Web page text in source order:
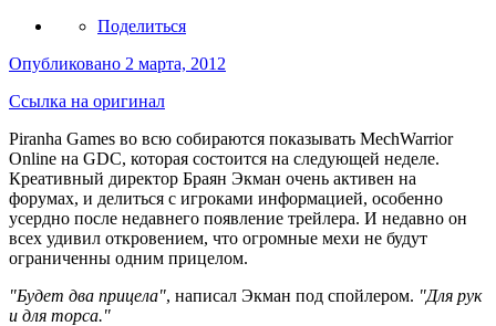
Поделиться
Опубликовано 2 марта, 2012
Ссылка на оригинал
Piranha Games во всю собираются показывать MechWarrior
Online на GDC, которая состоится на следующей неделе.
Креативный директор Браян Экман очень активен на
форумах, и делиться с игроками информацией, особенно
усердно после недавнего появление трейлера. И недавно он
всех удивил откровением, что огромные мехи не будут
ограниченны одним прицелом.
"Будет два прицела", написал Экман под спойлером. "Для рук
и для торса."